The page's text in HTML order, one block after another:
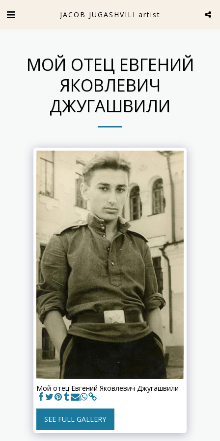
JACOB JUGASHVILI artist
МОЙ ОТЕЦ ЕВГЕНИЙ
ЯКОВЛЕВИЧ
ДЖУГАШВИЛИ
Мой отец Евгений Яковлевич Джугашвили
SEE FULL GALLERY